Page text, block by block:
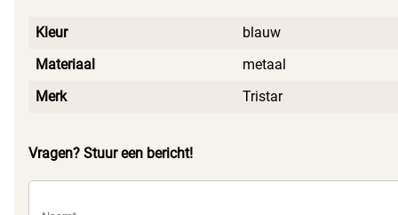
Kleur
blauw
Materiaal
metaal
Merk
Tristar
Vragen? Stuur een bericht!